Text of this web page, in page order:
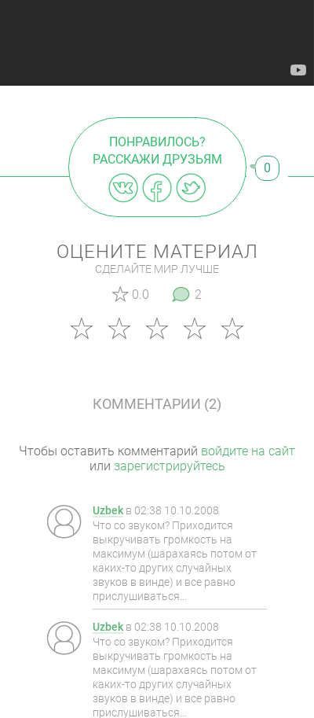
ПОНРАВИЛОСЬ?
РАССКАЖИ ДРУЗЬЯМ
0
ОЦЕНИТЕ МАТЕРИАЛ
СДЕЛАЙТЕ МИР ЛУЧШЕ
0.0 2
КОММЕНТАРИИ (2)
Чтобы оставить комментарий войдите на сайт
или зарегистрируйтесь
Uzbek в 02:38 10.10.2008
Что со звуком? Приходится
выкручивать громкость на
максимум (шарахаясь потом от
каких-то других случайных
звуков в винде) и все равно
прислушиваться…
Uzbek в 02:38 10.10.2008
Что со звуком? Приходится
выкручивать громкость на
максимум (шарахаясь потом от
каких-то других случайных
звуков в винде) и все равно
прислушиваться…